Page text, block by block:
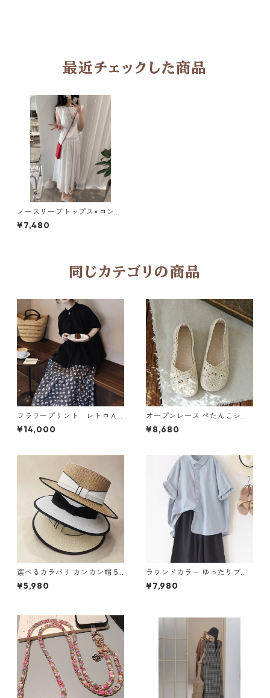
最近チェックした商品
ノースリーブトップス×ロング
スカート セットアップ 3col H
260060
¥7,480
同じカテゴリの商品
フラワープリント レトロＡ
ラインスカート N SLSK094
¥14,000
オープンレース ぺたんこシュ
ーズ 2col Y 260097
¥8,680
選べるカラバリ カンカン帽 5c
ol Y 260035
¥5,980
ラウンドカラー ゆったりブラ
ウス 4col Y 260067
¥7,980